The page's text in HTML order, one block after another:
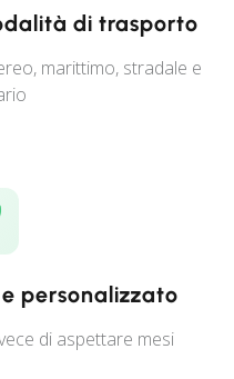
di trasporto
marittimo, stradale e
personalizzato
di aspettare mesi